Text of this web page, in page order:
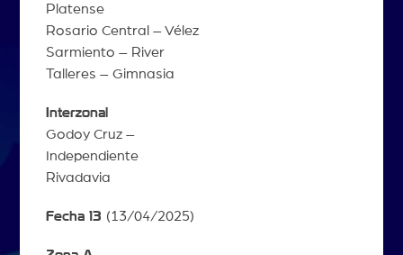
Platense
Rosario Central – Vélez
Sarmiento – River
Talleres – Gimnasia
Interzonal
Godoy Cruz –
Independiente
Rivadavia
Fecha 13 (13/04/2025)